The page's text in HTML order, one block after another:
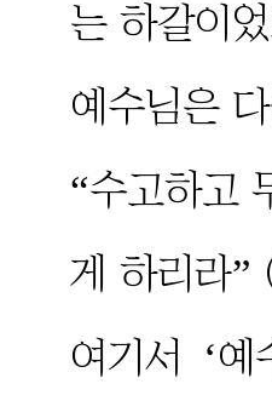
는 하갈이
예수님은
“수고하고
게 하리라”
여기서 ‘예